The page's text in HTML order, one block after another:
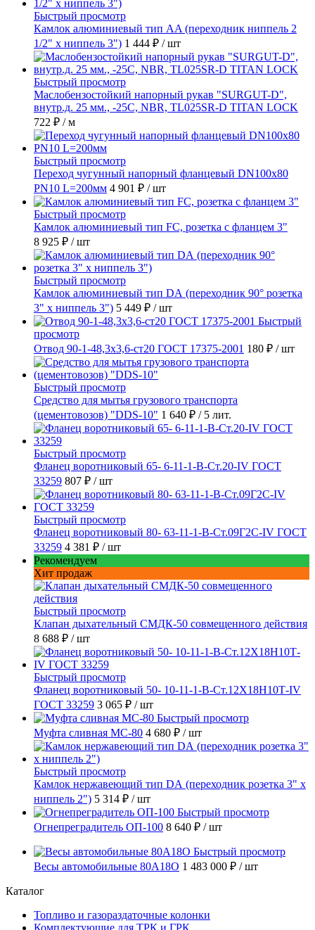
Быстрый просмотр
Камлок алюминиевый тип AA (переходник ниппель 2
1/2" х ниппель 3") 1 444 ₽ / шт
Быстрый просмотр
Маслобензостойкий напорный рукав "SURGUT-D",
внутр.д. 25 мм., -25C, NBR, TL025SR-D TITAN LOCK
722 ₽ / м
Быстрый просмотр
Переход чугунный напорный фланцевый DN100х80
PN10 L=200мм 4 901 ₽ / шт
Быстрый просмотр
Камлок алюминиевый тип FC, розетка с фланцем 3"
8 925 ₽ / шт
Быстрый просмотр
Камлок алюминиевый тип DА (переходник 90° розетка
3" х ниппель 3") 5 449 ₽ / шт
Быстрый
просмотр
Отвод 90-1-48,3х3,6-ст20 ГОСТ 17375-2001 180 ₽ / шт
Быстрый просмотр
Средство для мытья грузового транспорта
(цементовозов) "DDS-10" 1 640 ₽ / 5 лит.
Быстрый просмотр
Фланец воротниковый 65- 6-11-1-B-Ст.20-IV ГОСТ
33259 807 ₽ / шт
Быстрый просмотр
Фланец воротниковый 80- 63-11-1-B-Ст.09Г2С-IV ГОСТ
33259 4 381 ₽ / шт
Рекомендуем
Хит продаж
Быстрый просмотр
Клапан дыхательный СМДК-50 совмещенного действия
8 688 ₽ / шт
Быстрый просмотр
Фланец воротниковый 50- 10-11-1-B-Ст.12Х18Н10Т-IV
ГОСТ 33259 3 065 ₽ / шт
Быстрый просмотр
Муфта сливная МС-80 4 680 ₽ / шт
Быстрый просмотр
Камлок нержавеющий тип DА (переходник розетка 3" х
ниппель 2") 5 314 ₽ / шт
Быстрый просмотр
Огнепреградитель ОП-100 8 640 ₽ / шт
Быстрый просмотр
Весы автомобильные 80А18О 1 483 000 ₽ / шт
Каталог
Топливо и газораздаточные колонки